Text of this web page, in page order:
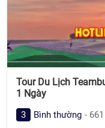
Tour Du Lịch
1 Ngày
3 Bình thường -